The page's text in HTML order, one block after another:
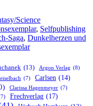
2:
Dunkelherzen
und
Sternenstaub“
Halo
Summer
Science
, Selfpublishing
Saga, Dunkelherzen und
(13) Argon Verlag (8)
(7) Carlsen (14)
Clarissa Hagenmeyer (7)
Frechverlag (17)